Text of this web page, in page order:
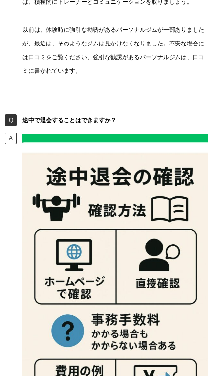
は、積極的にトレーナーとコミュニケーションを取りましょう。
以前は、体験時に強引な勧誘があるパーソナルジムが一部ありました
が、最近は、そのようなジムは見かけなくなりました。不安な場合に
は口コミをご覧ください。強引な勧誘があるパーソナルジムは、口コ
ミに書かれています。
途中で退会することはできますか？